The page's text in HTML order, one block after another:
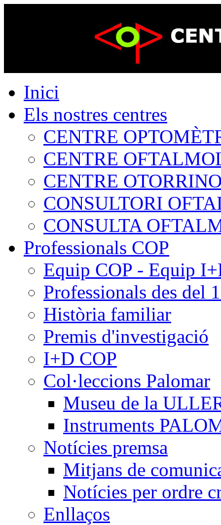
Inici
Els nostres centres
CENTRE
CENTRE
CENTRE
CONSULTORI
CONSULTA
Professionals COP
Equip COP - Equip
Professionals des del
Història familiar
Premis d'investigació
I+D COP
Col·leccions Palomar
Museu de la
Instruments
Notícies premsa
Mitjans de
Notícies per ordre
Enllaços